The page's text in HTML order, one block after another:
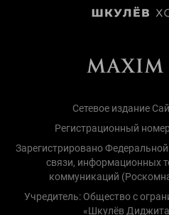
Сетевое издание
Регистрационный
Зарегистрировано
связи, информационных
коммуникаций
Учредитель: Общество с
«Шкулёв